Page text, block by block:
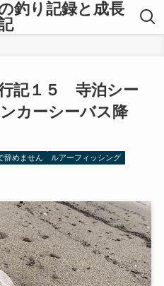
釣り記録と成長
記１５ 寺泊シー
カーシーバス降
辞めません ルアーフィッシング